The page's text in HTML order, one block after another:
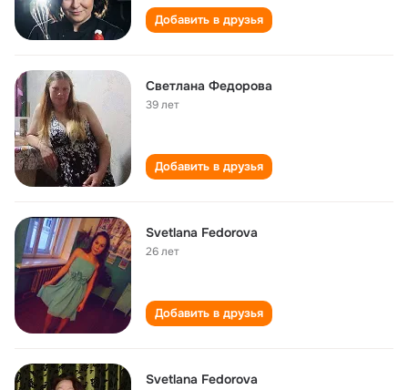
Добавить в друзья
Светлана Федорова
39 лет
Добавить в друзья
Svetlana Fedorova
26 лет
Добавить в друзья
Svetlana Fedorova